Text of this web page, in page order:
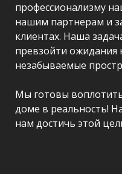
профессионализму
нашим партнерам и
клиентах. Наша
превзойти ожидания
незабываемые
Мы готовы
доме в реальность!
нам достичь этой